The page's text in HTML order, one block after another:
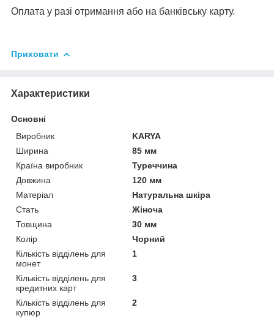
Оплата у разі отримання або на банківську карту.
Приховати
Характеристики
Основні
Виробник
KARYA
Ширина
85 мм
Країна виробник
Туреччина
Довжина
120 мм
Матеріал
Натуральна шкіра
Стать
Жіноча
Товщина
30 мм
Колір
Чорний
Кількість відділень для
монет
1
Кількість відділень для
кредитних карт
3
Кількість відділень для
купюр
2